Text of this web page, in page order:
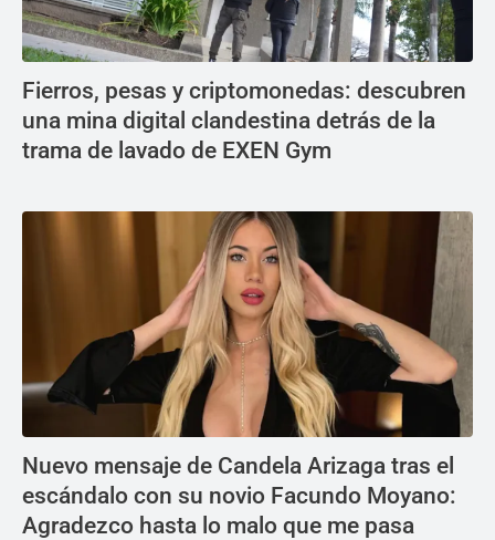
Fierros, pesas y criptomonedas: descubren
una mina digital clandestina detrás de la
trama de lavado de EXEN Gym
Nuevo mensaje de Candela Arizaga tras el
escándalo con su novio Facundo Moyano:
Agradezco hasta lo malo que me pasa